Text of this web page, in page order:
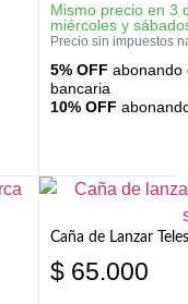
Mismo precio en 3
miércoles y
Precio sin impuestos
5% OFF abonando
bancaria
10% OFF
Caña de Lanzar
$ 65.000